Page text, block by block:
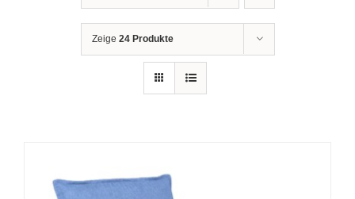
Zeige 24 Produkte